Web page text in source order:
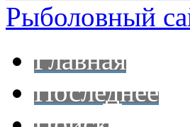
Рыболовный
Главная
Последнее